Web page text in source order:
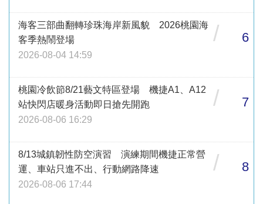
海客三部曲翻轉珍珠海岸新風貌 2026桃園海
客季熱鬧登場
2026-08-04 14:59
/ 6
桃園冷飲節8/21藝文特區登場 機捷A1、A12
站快閃店暖身活動即日搶先開跑
2026-08-06 16:29
/ 7
8/13城鎮韌性防空演習 演練期間機捷正常營
運、車站只進不出、行動網路降速
2026-08-06 17:44
/ 8